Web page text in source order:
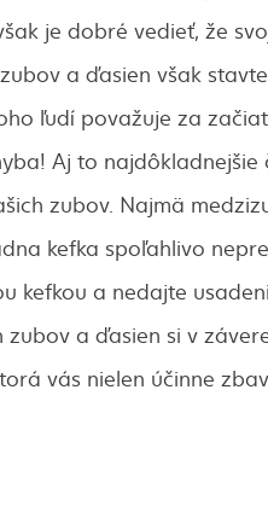
je dobré vedieť, že
a ďasien však
ľudí považuje za
Aj to najdôkladnejšie
zubov. Najmä
kefka spoľahlivo
kefkou a nedajte
a ďasien si v
vás nielen účinne